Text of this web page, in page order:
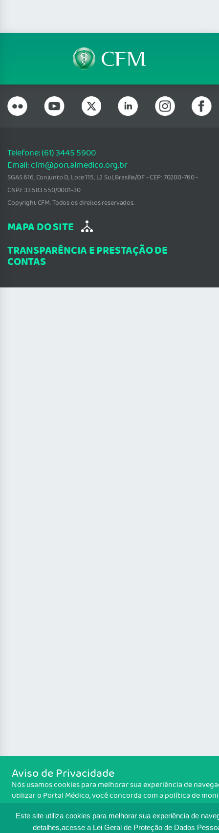
Este site utiliza cookies para melhorar sua experiência de
detalhes,acesse a Lei Geral de Proteção de Dados
Telefone: (61) 3445 5900
Email: cfm@portalmedico.org.br
SGAS 616, Conjunto D, Lote 115, L2 Sul, Brasília/DF - CEP: 70200-760 -
CNPJ: 33.583.550/0001-30
Copyright CFM. Todos os direitos reservados.
MAPA DO SITE
TRANSPARÊNCIA E PRESTAÇÃO DE
CONTAS
Aviso de Privacidade
Nós usamos cookies para melhorar sua experiência de
utilizar o Portal Médico, você concorda com a política de
cookies. Se você concorda, clique em ACEITO.